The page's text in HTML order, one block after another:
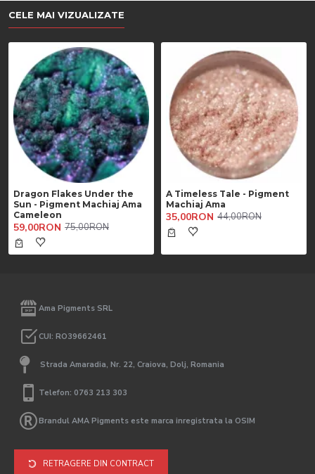
CELE MAI VIZUALIZATE
Dragon Flakes Under the
Sun - Pigment Machiaj Ama
Cameleon
59,00RON 75,00RON
A Timeless Tale - Pigment
Machiaj Ama
35,00RON 44,00RON
Ama Pigments SRL
CUI: RO39662461
Strada Amaradia, Nr. 22, Craiova, Dolj, Romania
Telefon: 0763 213 303
Brandul AMA Pigments este marca inregistrata la OSIM
RETRAGERE DIN CONTRACT